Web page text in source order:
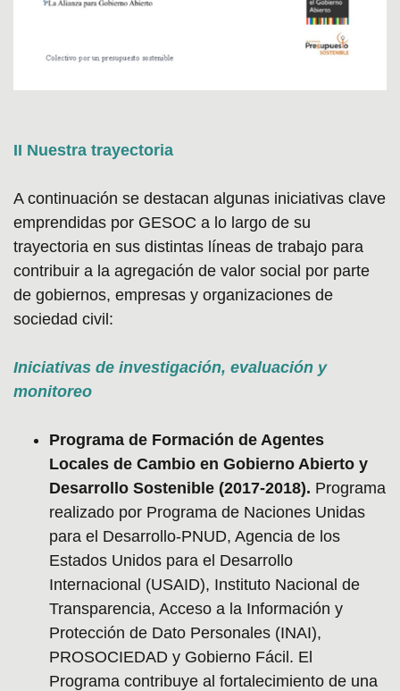
II Nuestra trayectoria
A continuación se destacan algunas iniciativas clave
emprendidas por GESOC a lo largo de su
trayectoria en sus distintas líneas de trabajo para
contribuir a la agregación de valor social por parte
de gobiernos, empresas y organizaciones de
sociedad civil:
Iniciativas de investigación, evaluación y
monitoreo
Programa de Formación de Agentes
Locales de Cambio en Gobierno Abierto y
Desarrollo Sostenible (2017-2018). Programa
realizado por Programa de Naciones Unidas
para el Desarrollo-PNUD, Agencia de los
Estados Unidos para el Desarrollo
Internacional (USAID), Instituto Nacional de
Transparencia, Acceso a la Información y
Protección de Dato Personales (INAI),
PROSOCIEDAD y Gobierno Fácil. El
Programa contribuye al fortalecimiento de una